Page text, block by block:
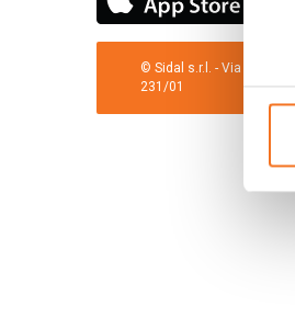
© Sidal s.r.l. - Via
231/01